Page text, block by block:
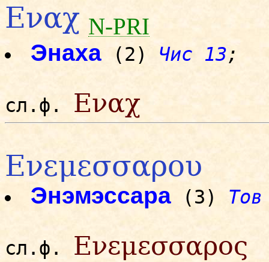
Εναχ N-PRI
Энаха(2) Чис 13;
сл.ф. Εναχ
Ενεμεσσαρου
Энэмэссара(3)
сл.ф. Ενεμεσσαρος